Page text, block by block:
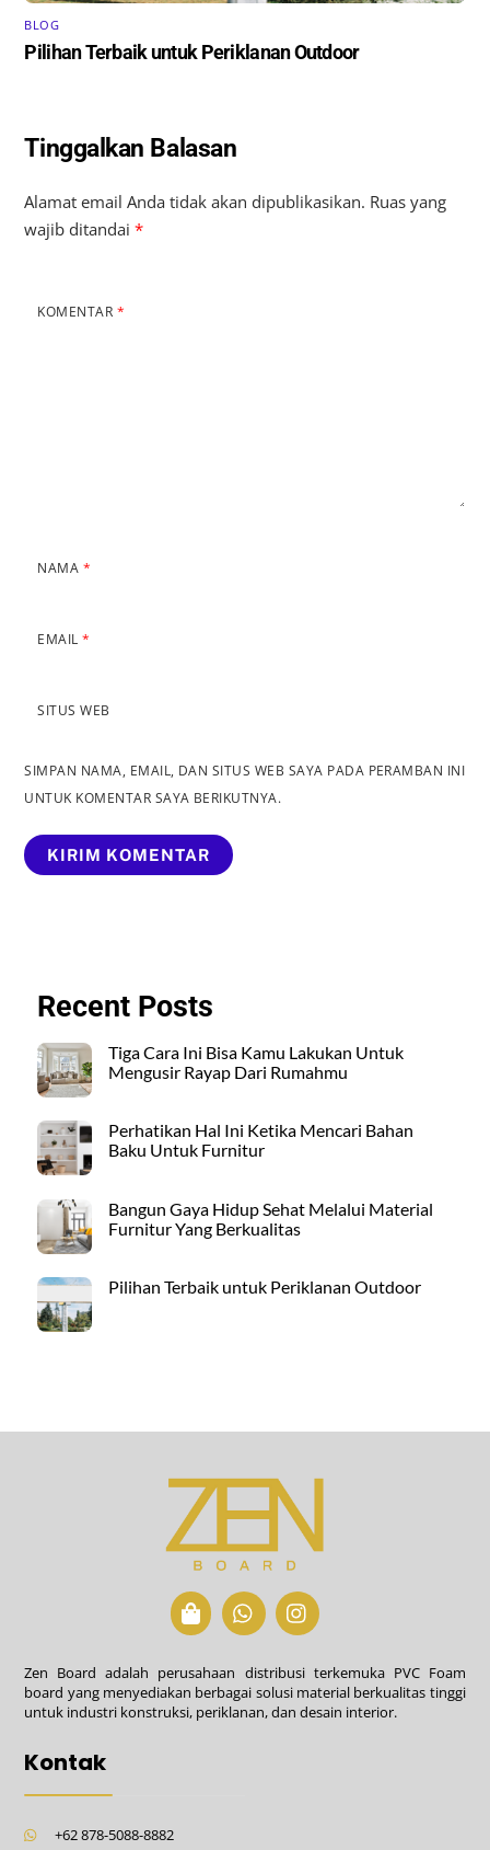
BLOG
Pilihan Terbaik untuk Periklanan Outdoor
Tinggalkan Balasan
Alamat email Anda tidak akan dipublikasikan. Ruas yang
wajib ditandai*
KOMENTAR *
NAMA *
EMAIL*
SITUS WEB
SIMPAN NAMA, EMAIL, DAN SITUS WEB SAYA PADA PERAMBAN INI
UNTUK KOMENTAR SAYA BERIKUTNYA.
Recent Posts
Tiga Cara Ini Bisa Kamu Lakukan Untuk
Mengusir Rayap Dari Rumahmu
Perhatikan Hal Ini Ketika Mencari Bahan
Baku Untuk Furnitur
Bangun Gaya Hidup Sehat Melalui Material
Furnitur Yang Berkualitas
Pilihan Terbaik untuk Periklanan Outdoor
Icon
Icon
Icon
Zen Board adalah perusahaan distribusi terkemuka PVC Foam
board yang menyediakan berbagai solusi material berkualitas tinggi
untuk industri konstruksi, periklanan, dan desain interior.
Kontak
+62 878-5088-8882